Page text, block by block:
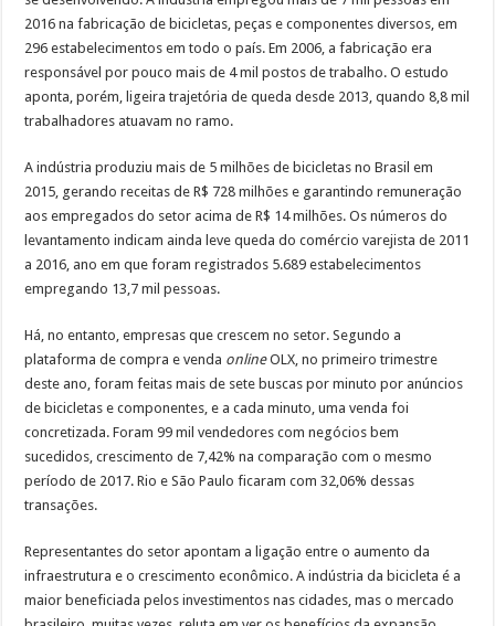
2016 na fabricação de bicicletas, peças e componentes diversos, em
296 estabelecimentos em todo o país. Em 2006, a fabricação era
responsável por pouco mais de 4 mil postos de trabalho. O estudo
aponta, porém, ligeira trajetória de queda desde 2013, quando 8,8 mil
trabalhadores atuavam no ramo.
A indústria produziu mais de 5 milhões de bicicletas no Brasil em
2015, gerando receitas de R$ 728 milhões e garantindo remuneração
aos empregados do setor acima de R$ 14 milhões. Os números do
levantamento indicam ainda leve queda do comércio varejista de 2011
a 2016, ano em que foram registrados 5.689 estabelecimentos
empregando 13,7 mil pessoas.
Há, no entanto, empresas que crescem no setor. Segundo a
plataforma de compra e venda onlineOLX, no primeiro trimestre
deste ano, foram feitas mais de sete buscas por minuto por anúncios
de bicicletas e componentes, e a cada minuto, uma venda foi
concretizada. Foram 99 mil vendedores com negócios bem
sucedidos, crescimento de 7,42% na comparação com o mesmo
período de 2017. Rio e São Paulo ficaram com 32,06% dessas
transações.
Representantes do setor apontam a ligação entre o aumento da
infraestrutura e o crescimento econômico. A indústria da bicicleta é a
maior beneficiada pelos investimentos nas cidades, mas o mercado